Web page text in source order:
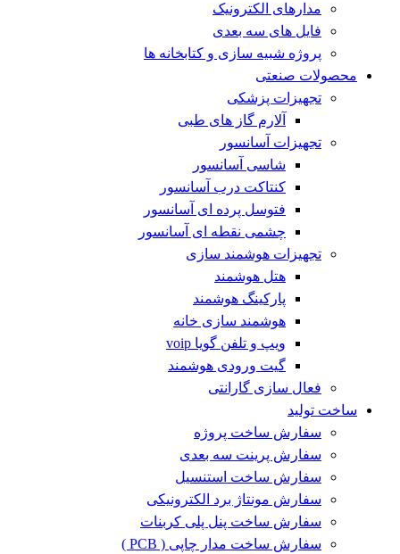
مدارهای الکترونیک
فایل های سه بعدی
پروژه شبیه سازی و کتابخانه ها
محصولات صنعتی
تجهیزات پزشکی
آلارم گاز های طبی
تجهیزات آسانسور
شاسی آسانسور
کنتاکت درب آسانسور
فتوسل پرده ای آسانسور
چشمی نقطه ای آسانسور
تجهیزات هوشمند سازی
هتل هوشمند
پارکینگ هوشمند
هوشمند سازی خانه
ویپ و تلفن گویا voip
گیت ورودی هوشمند
فعال سازی گارانتی
ساخت تولید
سفارش ساخت پروژه
سفارش پرینت سه بعدی
سفارش ساخت استنسیل
سفارش مونتاژ برد الکترونیکی
سفارش ساخت پنل پلی کربنات
سفارش ساخت مدار چاپی ( PCB )